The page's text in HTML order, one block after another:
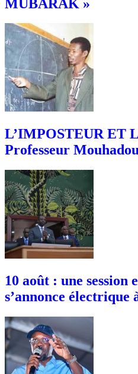
MUBARAK »
L’IMPOSTEUR ET
Professeur
10 août : une
s’annonce électrique